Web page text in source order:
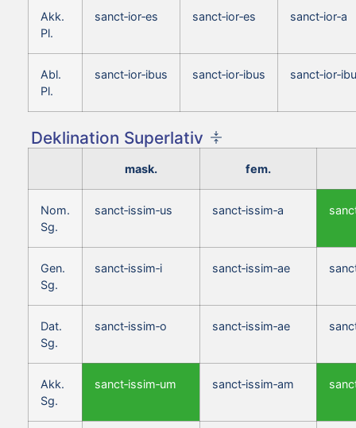
Akk.
Pl.
sanct‑ior‑es sanct‑ior‑es sanct‑ior‑a
Abl.
Pl.
sanct‑ior‑ibus sanct‑ior‑ibus
Deklination Superlativ
mask. fem.
Nom.
Sg.
sanct‑issim‑us sanct‑issim‑a
Gen.
Sg.
sanct‑issim‑i sanct‑issim‑ae
Dat.
Sg.
sanct‑issim‑o sanct‑issim‑ae
Akk.
Sg.
sanct‑issim‑um sanct‑issim‑am